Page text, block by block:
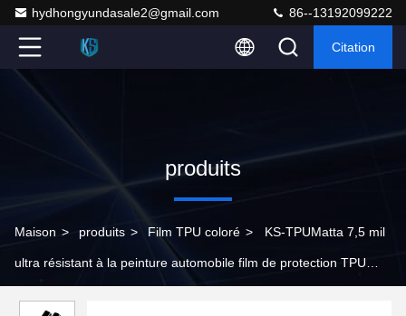
hydhongyundasale2@gmail.com 86--13192099222
Citation
produits
Maison > produits > Film TPU coloré > KS-TPUMatta 7,5 mil
ultra résistant à la peinture automobile film de protection TPU